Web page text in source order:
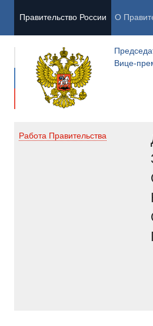
Правительство России О
Вице-
Работа Правительства